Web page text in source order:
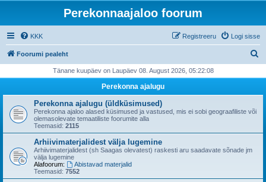
Perekonnaajaloo foorum
KKK Logi sisse
Registreeru
Foorumi pealeht
i
Tänane kuupäev on Laupäev 08. August 2026, 05:22:08
Perekonna ajalugu
Perekonna ajalugu (üldküsimused)
Perekonna ajaloo alased küsimused ja vastused, mis ei sobi geograafiliste või
olemasolevate temaatiliste foorumite alla
Teemasid: 2115
Arhiivimaterjalidest välja lugemine
Arhiivimaterjalidest (sh Saagas olevatest) raskesti aru saadavate sõnade jm
välja lugemine
Alafoorum:
Abistavad materjalid
Teemasid: 7552